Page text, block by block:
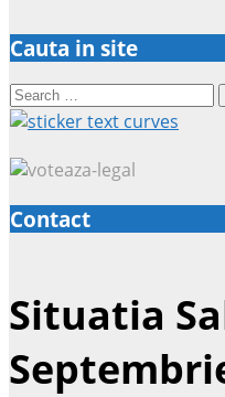
Cauta in site
Search
for:
Contact
Situatia